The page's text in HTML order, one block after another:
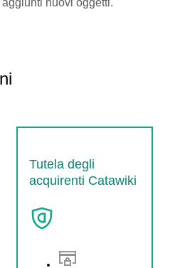
Tutela degli
acquirenti Catawiki